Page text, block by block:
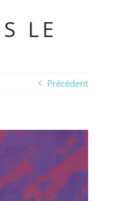
LE
Précédent